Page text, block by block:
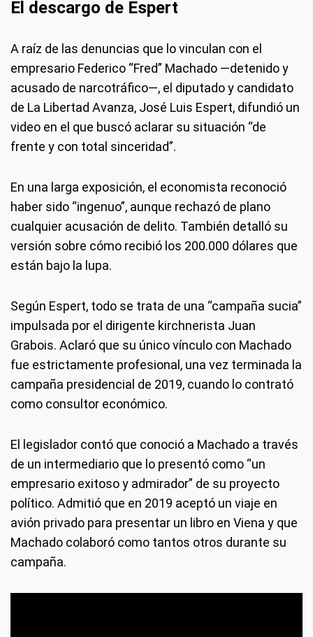
El descargo de Espert
A raíz de las denuncias que lo vinculan con el
empresario Federico “Fred” Machado —detenido y
acusado de narcotráfico—, el diputado y candidato
de La Libertad Avanza, José Luis Espert, difundió un
video en el que buscó aclarar su situación “de
frente y con total sinceridad”.
En una larga exposición, el economista reconoció
haber sido “ingenuo”, aunque rechazó de plano
cualquier acusación de delito. También detalló su
versión sobre cómo recibió los 200.000 dólares que
están bajo la lupa.
Según Espert, todo se trata de una “campaña sucia”
impulsada por el dirigente kirchnerista Juan
Grabois. Aclaró que su único vínculo con Machado
fue estrictamente profesional, una vez terminada la
campaña presidencial de 2019, cuando lo contrató
como consultor económico.
El legislador contó que conoció a Machado a través
de un intermediario que lo presentó como “un
empresario exitoso y admirador” de su proyecto
político. Admitió que en 2019 aceptó un viaje en
avión privado para presentar un libro en Viena y que
Machado colaboró como tantos otros durante su
campaña.